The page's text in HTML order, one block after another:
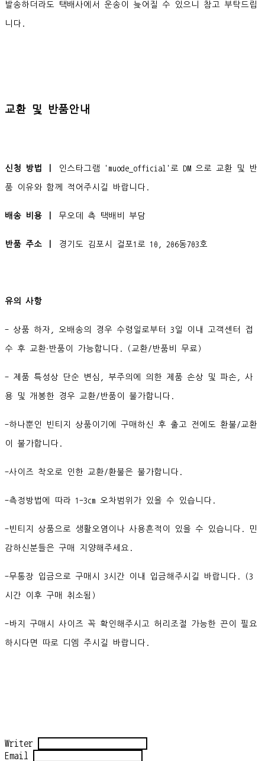
발송하더라도 택배사에서 운송이 늦어질 수 있으니 참고 부탁드립
니다.
교환 및 반품안내
신청 방법 ㅣ 인스타그램 'muode_official'로 DM 으로 교환 및 반
품 이유와 함께 적어주시길 바랍니다.
배송 비용 ㅣ 무오데 측 택배비 부담
반품 주소 ㅣ 경기도 김포시 걸포1로 10, 206동703호
유의 사항
- 상품 하자, 오배송의 경우 수령일로부터 3일 이내 고객센터 접
수 후 교환∙반품이 가능합니다. (교환/반품비 무료)
- 제품 특성상 단순 변심, 부주의에 의한 제품 손상 및 파손, 사
용 및 개봉한 경우 교환/반품이 불가합니다.
-하나뿐인 빈티지 상품이기에 구매하신 후 출고 전에도 환불/교환
이 불가합니다.
-사이즈 착오로 인한 교환/환불은 불가합니다.
-측정방법에 따라 1-3cm 오차범위가 있을 수 있습니다.
-빈티지 상품으로 생활오염이나 사용흔적이 있을 수 있습니다. 민
감하신분들은 구매 지양해주세요.
-무통장 입금으로 구매시 3시간 이내 입금해주시길 바랍니다. (3
시간 이후 구매 취소됨)
-바지 구매시 사이즈 꼭 확인해주시고 허리조절 가능한 끈이 필요
하시다면 따로 디엠 주시길 바랍니다.
Writer
Email